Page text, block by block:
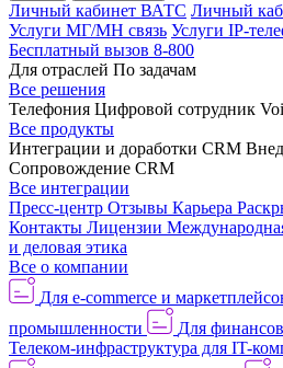
Личный кабинет ВАТС Личный
Услуги МГ/МН связь Услуги IP-
Бесплатный вызов 8-800
Для отраслей По задачам
Все решения
Телефония Цифровой сотрудник
Все продукты
Интеграции и доработки CRM
Сопровождение CRM
Все интеграции
Пресс-центр Отзывы Карьера
Контакты Лицензии
и деловая этика
Все о компании
Для e-commerce и
промышленности
Для
Телеком-инфраструктура для IT-